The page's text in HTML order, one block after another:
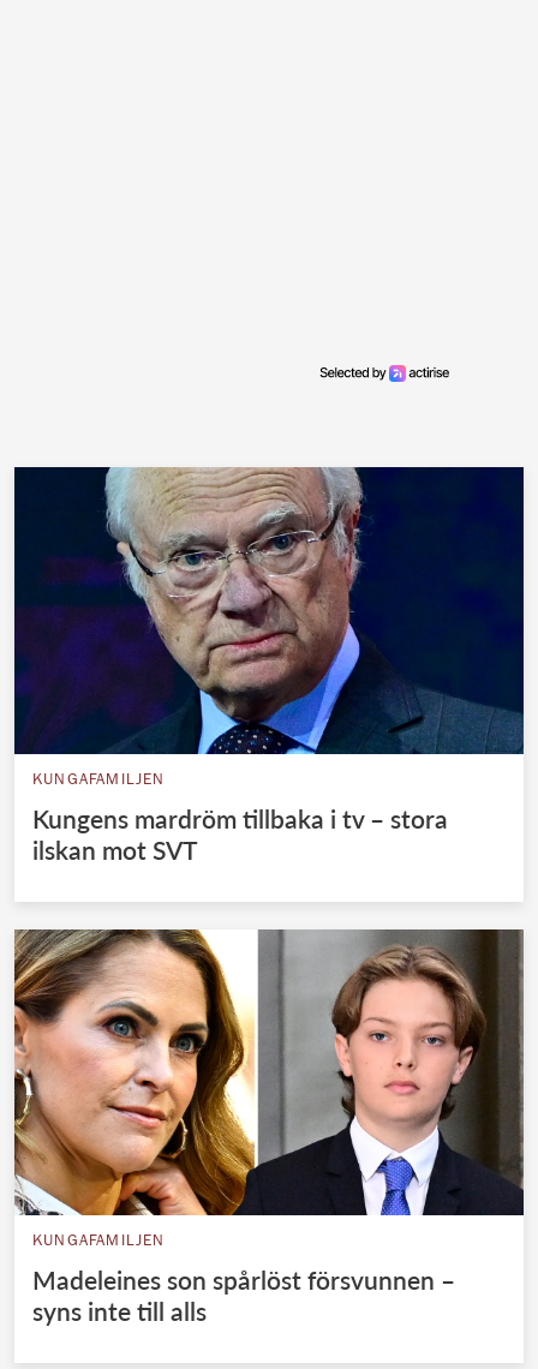
KUNGAFAMILJEN
Kungens mardröm tillbaka i tv – stora
ilskan mot SVT
KUNGAFAMILJEN
Madeleines son spårlöst försvunnen –
syns inte till alls